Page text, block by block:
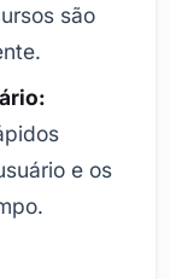
são
e os